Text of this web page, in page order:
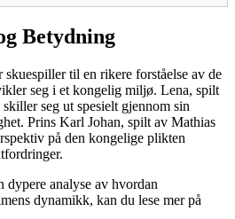
Betydning
til en rikere forståelse av de
seg i et kongelig miljø. Lena, spilt
seg ut spesielt gjennom sin
Prins Karl Johan, spilt av Mathias
på den kongelige plikten
dypere analyse av hvordan
dynamikk, kan du lese mer på